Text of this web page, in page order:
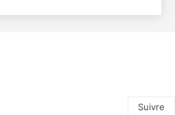
Suivre